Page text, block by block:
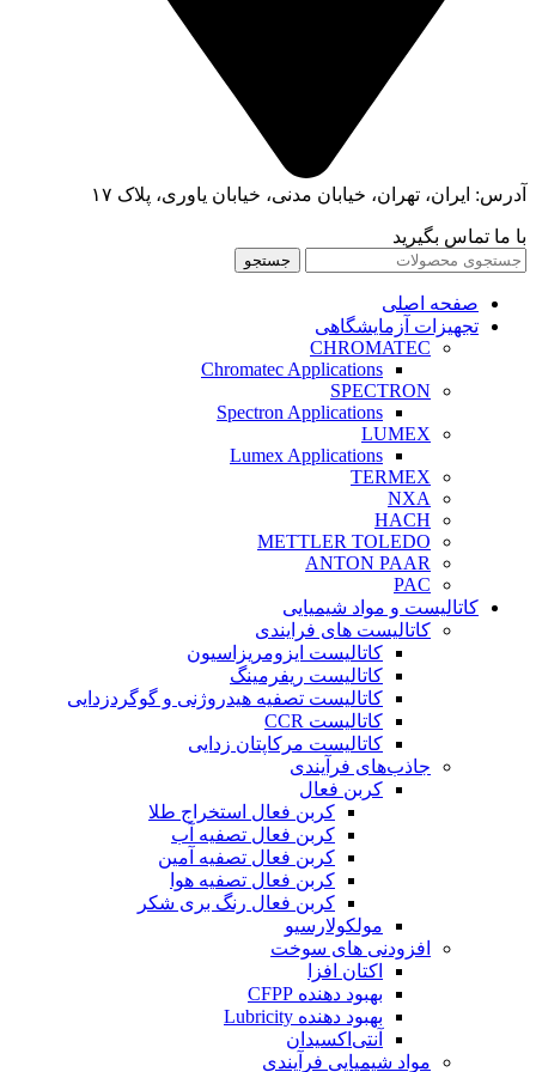
آدرس: ایران، تهران، خیابان مدنی، خیابان یاوری، پلاک ۱۷
با ما تماس بگیرید
جستجو
صفحه اصلی
تجهیزات آزمایشگاهی
CHROMATEC
Chromatec Applications
SPECTRON
Spectron Applications
LUMEX
Lumex Applications
TERMEX
NXA
HACH
METTLER TOLEDO
ANTON PAAR
PAC
کاتالیست و مواد شیمیایی
کاتالیست های فرایندی
کاتالیست ایزومریزاسیون
کاتالیست ریفرمینگ
کاتالیست تصفیه هیدروژنی و گوگردزدایی
کاتالیست CCR
کاتالیست مرکاپتان زدایی
جاذب‌های فرآیندی
کربن فعال
کربن فعال استخراج طلا
کربن فعال تصفیه آب
کربن فعال تصفیه آمین
کربن فعال تصفیه هوا
کربن فعال رنگ بری شکر
مولکولارسیو
افزودنی های سوخت
اکتان افزا
بهبود دهنده CFPP
بهبود دهنده Lubricity
آنتی‌اکسیدان
مواد شیمیایی فرآیندی